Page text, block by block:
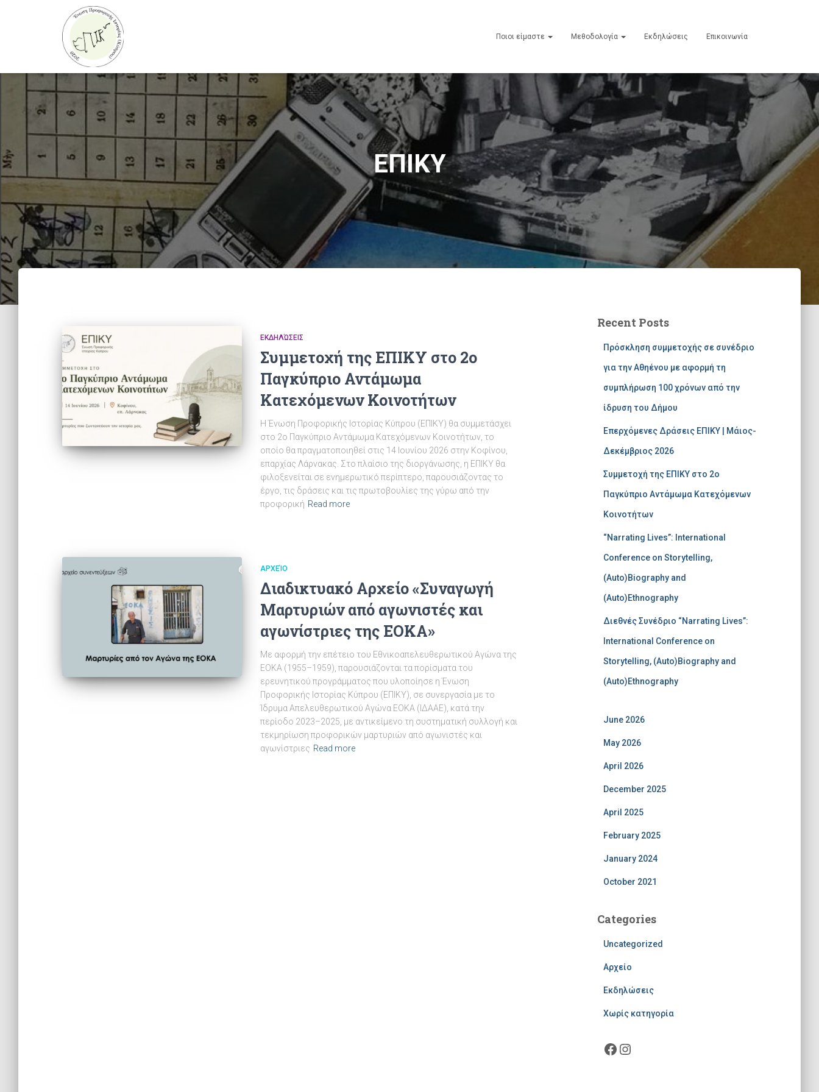
Ποιοι είμαστε Μεθοδολογία Εκδηλώσεις Επικοινωνία
ΕΠΙΚΥ
ΕΚΔΗΛΏΣΕΙΣ
Συμμετοχή της ΕΠΙΚΥ στο 2ο
Παγκύπριο Αντάμωμα
Κατεχόμενων Κοινοτήτων
Η Ένωση Προφορικής Ιστορίας Κύπρου (ΕΠΙΚΥ) θα συμμετάσχει
στο 2ο Παγκύπριο Αντάμωμα Κατεχόμενων Κοινοτήτων, το
οποίο θα πραγματοποιηθεί στις 14 Ιουνίου 2026 στην Κοφίνου,
επαρχίας Λάρνακας. Στο πλαίσιο της διοργάνωσης, η ΕΠΙΚΥ θα
φιλοξενείται σε ενημερωτικό περίπτερο, παρουσιάζοντας το
έργο, τις δράσεις και τις πρωτοβουλίες της γύρω από την
προφορική Read more
ΑΡΧΕΊΟ
Διαδικτυακό Αρχείο «Συναγωγή
Μαρτυριών από αγωνιστές και
αγωνίστριες της ΕΟΚΑ»
Με αφορμή την επέτειο του Εθνικοαπελευθερωτικού Αγώνα της
ΕΟΚΑ (1955–1959), παρουσιάζονται τα πορίσματα του
ερευνητικού προγράμματος που υλοποίησε η Ένωση
Προφορικής Ιστορίας Κύπρου (ΕΠΙΚΥ), σε συνεργασία με το
Ίδρυμα Απελευθερωτικού Αγώνα ΕΟΚΑ (ΙΔΑΑΕ), κατά την
περίοδο 2023–2025, με αντικείμενο τη συστηματική συλλογή και
τεκμηρίωση προφορικών μαρτυριών από αγωνιστές και
αγωνίστριες Read more
Recent Posts
Πρόσκληση συμμετοχής σε συνέδριο
για την Αθηένου με αφορμή τη
συμπλήρωση 100 χρόνων από την
ίδρυση του Δήμου
Επερχόμενες Δράσεις ΕΠΙΚΥ | Μάιος-
Δεκέμβριος 2026
Συμμετοχή της ΕΠΙΚΥ στο 2ο
Παγκύπριο Αντάμωμα Κατεχόμενων
Κοινοτήτων
“Narrating Lives”: International
Conference on Storytelling,
(Auto)Biography and
(Auto)Ethnography
Διεθνές Συνέδριο “Narrating Lives”:
International Conference on
Storytelling, (Auto)Biography and
(Auto)Ethnography
June 2026
May 2026
April 2026
December 2025
April 2025
February 2025
January 2024
October 2021
Categories
Uncategorized
Αρχείο
Εκδηλώσεις
Χωρίς κατηγορία
Facebook Instagram